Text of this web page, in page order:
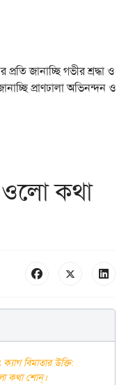
জানাচ্ছি গভীর শ্রদ্ধা ও
প্রাণঢালা অভিনন্দন ও
ওলো কথা
কথা শোন্।